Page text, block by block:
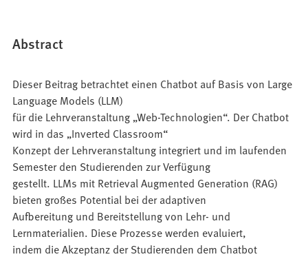
Abstract
Dieser Beitrag betrachtet einen Chatbot auf Basis von Large
Language Models (LLM)
für die Lehrveranstaltung „Web-Technologien“. Der Chatbot
wird in das „Inverted Classroom“
Konzept der Lehrveranstaltung integriert und im laufenden
Semester den Studierenden zur Verfügung
gestellt. LLMs mit Retrieval Augmented Generation (RAG)
bieten großes Potential bei der adaptiven
Aufbereitung und Bereitstellung von Lehr- und
Lernmaterialien. Diese Prozesse werden evaluiert,
indem die Akzeptanz der Studierenden dem Chatbot